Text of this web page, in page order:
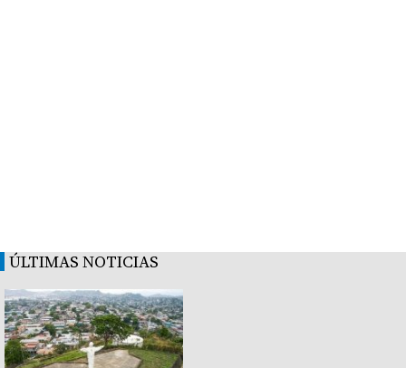
ÚLTIMAS NOTICIAS